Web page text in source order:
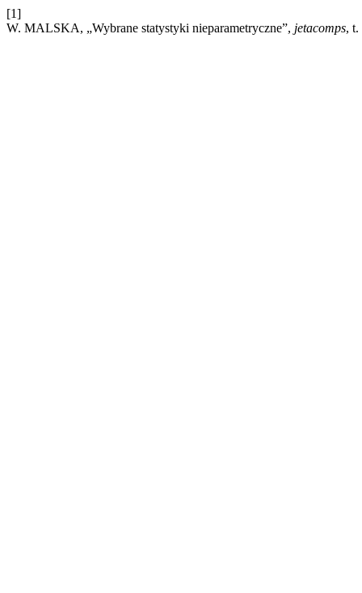
[1]
W. MALSKA, „Wybrane statystyki nieparametryczne”, jetacomps, t.